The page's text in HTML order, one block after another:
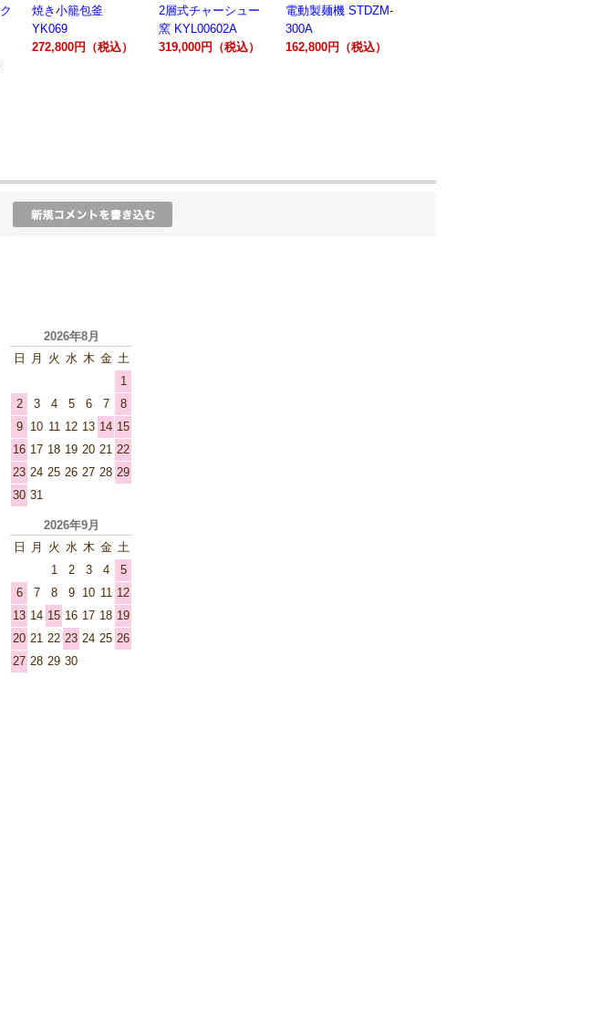
2層式チャーシュー
窯 KYL00602A
319,000円（税込）
電動製麺機 STDZM-
300A
162,800円（税込）
業務用スパイラルミ
キサー 10L
HTHS10INK
2026年8月
日
月 火 水 木 金 土
1
2
3 4 5 6 7
8
9
10 11 12 13 14 15
16 17 18 19 20 21 22
23 24 25 26 27 28 29
30 31
2026年9月
日
月 火 水 木 金 土
1
2 3 4
5
6
7 8 9 10 11 12
13 14 15 16 17 18 19
20 21 22 23 24 25 26
27 28 29 30